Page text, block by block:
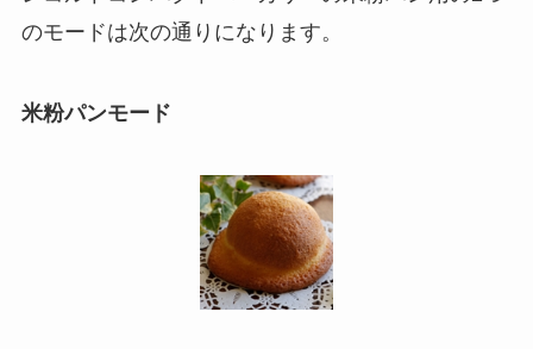
のモードは次の通りになります。
米粉パンモード